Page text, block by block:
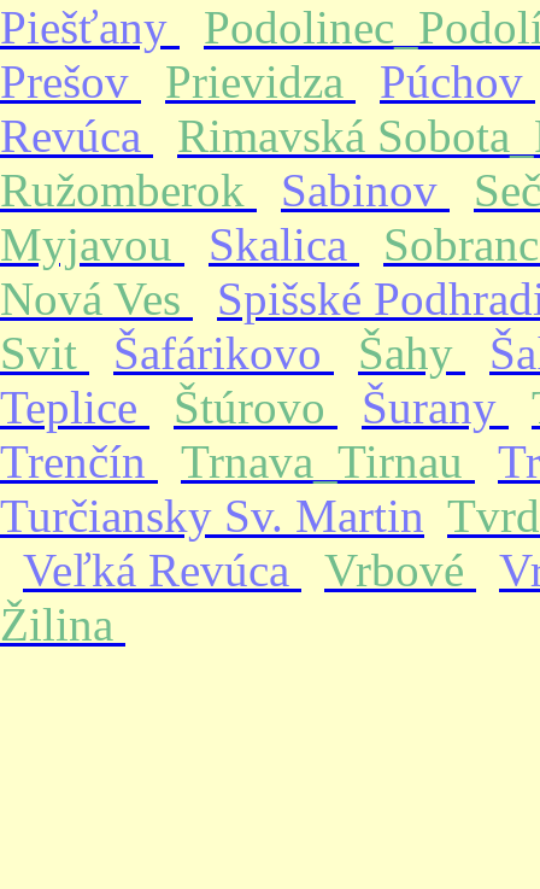
Piešťany
Prešov
Prievidza
Púchov
Revúca
Rimavská
Ružomberok
Sabinov
Myjavou
Skalica
Nová Ves
Spišské
Svit
Šafárikovo Šahy
Teplice
Štúrovo Šurany
Trenčín
Trnava_Tirnau
Turčiansky Sv. Martin
Veľká Revúca
Vrbové
Žilina